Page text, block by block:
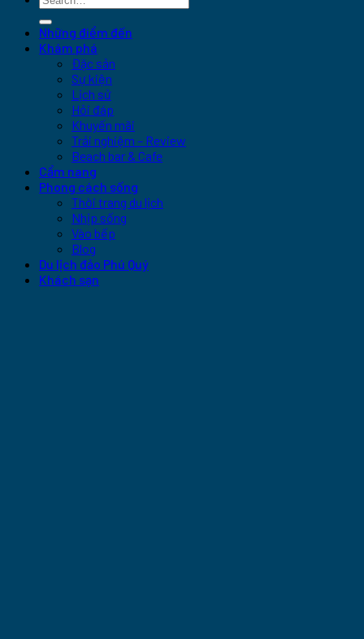
Những điểm đến
Khám phá
Đặc sản
Sự kiện
Lịch sử
Hỏi đáp
Khuyến mãi
Trải nghiệm – Review
Beach bar & Cafe
Cẩm nang
Phong cách sống
Thời trang du lịch
Nhịp sống
Vào bếp
Blog
Du lịch đảo Phú Quý
Khách sạn